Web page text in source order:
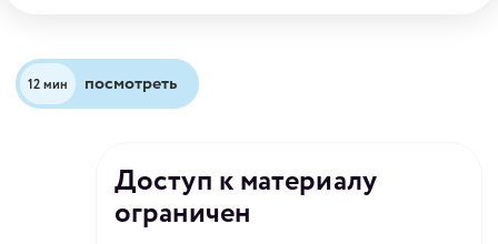
Смотрите наш честный обзор и делитесь мнением в
комментариях?
12 мин посмотреть
Доступ к материалу
ограничен